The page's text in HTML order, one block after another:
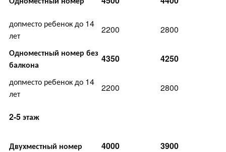
допместо ребенок до 14
лет
2200
2800
Одноместный номер без
балкона
4350
4250
допместо ребенок до 14
лет
2200 2800
2-5 этаж
Двухместный номер 4000
3900